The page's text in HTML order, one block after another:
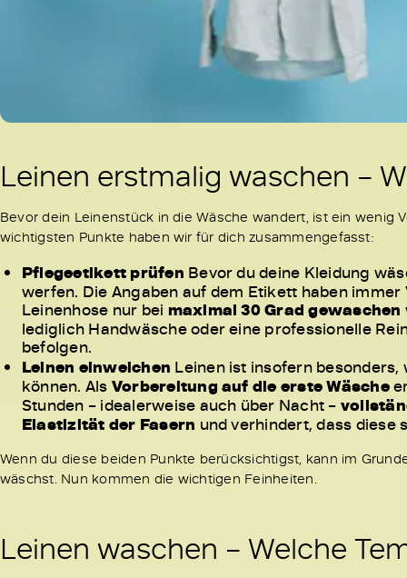
Leinen erstmalig waschen –
Bevor dein Leinenstück in die Wäsche wandert, ist ein wenig
wichtigsten Punkte haben wir für dich zusammengefasst:
Pflegeetikett prüfen Bevor du deine Kleidung
werfen. Die Angaben auf dem Etikett haben
Leinenhose nur bei maximal 30 Grad gewaschen
lediglich Handwäsche oder eine professionelle
befolgen.
Leinen einweichen Leinen ist insofern besonders,
können. Als Vorbereitung auf die erste Wäsche
Stunden – idealerweise auch über Nacht –
Elastizität der Fasern und verhindert, dass diese
Wenn du diese beiden Punkte berücksichtigst, kann im
wäschst. Nun kommen die wichtigen Feinheiten.
Leinen waschen – Welche